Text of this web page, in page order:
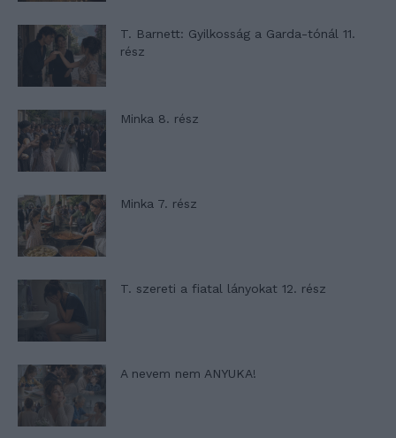
T. Barnett: Gyilkosság a Garda-tónál 11.
rész
Minka 8. rész
Minka 7. rész
T. szereti a fiatal lányokat 12. rész
A nevem nem ANYUKA!